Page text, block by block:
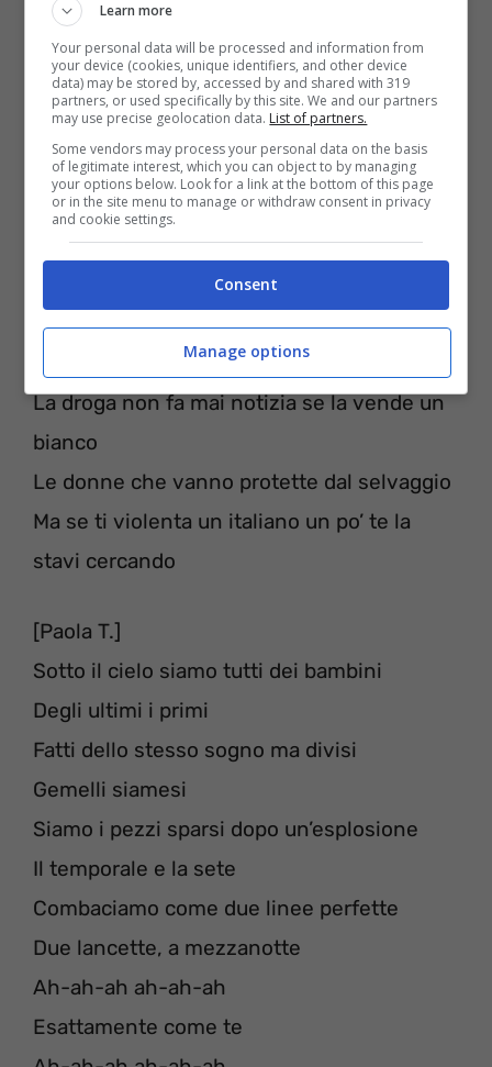
Qui non mi sento a casa
Troppa gente laureata all’università della
strada
Si rimpiange un’epoca che non c’è mai stata
Un’Italia immacolata dove prima nessuno
rubava, nessuno spacciava
Quindi per loro porto chiuso, per la mafia
La droga non fa mai notizia se la vende un
bianco
Le donne che vanno protette dal selvaggio
Ma se ti violenta un italiano un po’ te la
stavi cercando
[Paola T.]
Sotto il cielo siamo tutti dei bambini
Degli ultimi i primi
Fatti dello stesso sogno ma divisi
Gemelli siamesi
Siamo i pezzi sparsi dopo un’esplosione
Il temporale e la sete
Combaciamo come due linee perfette
Due lancette, a mezzanotte
Ah-ah-ah ah-ah-ah
Esattamente come te
Learn more
Your personal data will be processed and information from
your device (cookies, unique identifiers, and other device
data) may be stored by, accessed by and shared with 319
partners, or used specifically by this site. We and our partners
may use precise geolocation data. List of partners.
Some vendors may process your personal data on the basis
of legitimate interest, which you can object to by managing
your options below. Look for a link at the bottom of this page
or in the site menu to manage or withdraw consent in privacy
and cookie settings.
Consent
Manage options